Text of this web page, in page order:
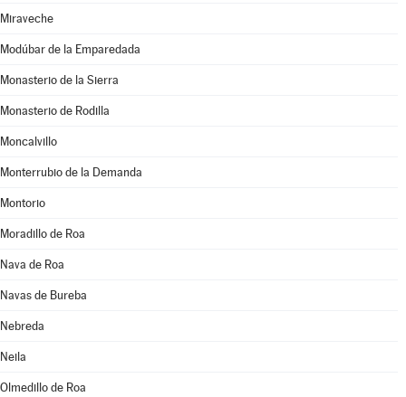
Miraveche
Modúbar de la Emparedada
Monasterio de la Sierra
Monasterio de Rodilla
Moncalvillo
Monterrubio de la Demanda
Montorio
Moradillo de Roa
Nava de Roa
Navas de Bureba
Nebreda
Neila
Olmedillo de Roa